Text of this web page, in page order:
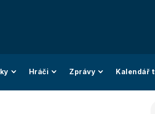
Hráči Zprávy Kalendář